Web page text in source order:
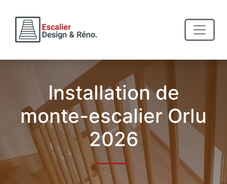
Installation de
monte-escalier Orlu
2026